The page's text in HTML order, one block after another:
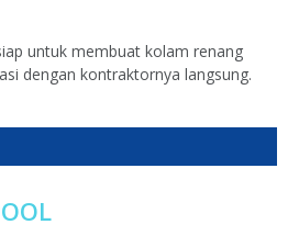
untuk membuat kolam renang
dengan kontraktornya langsung.